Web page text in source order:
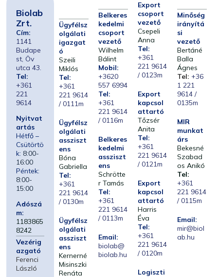
Biolab
Zrt.
Cím:
1141
Budape
st, Öv
utca 43.
Tel:
+361
221
9614
Nyitvat
artás
Hétfő –
Csütörtö
k: 8:00-
16:00
Péntek:
8:00-
15:00
Adószá
m:
1183865
8242
Vezérig
azgató
Ferenci
László
Ügyfélsz
olgálati
igazgat
ó
Szeili
Miklós
Tel:
+361
221 9614
/ 0111m
Ügyfélsz
olgálati
assziszt
ens
Bóna
Gabriella
Tel:
+361
221 9614
/ 0130m
Ügyfélsz
olgálati
assziszt
ens
Kernerné
Misinszki
Renáta
Belkeres
kedelmi
csoport
vezető
Wilhelm
Bálint
Mobil:
+3620
557 6994
Tel:
+361
221 9614
/ 0116m
Belkeres
kedelmi
assziszt
ens
Schrötte
r Tamás
Tel:
+361
221 9614
/ 0113m
Email:
biolab@
biolab.hu
Export
csoport
vezető
Csepeli
Anna
Tel:
+361
221 9614
/ 0123m
Export
kapcsol
attartó
Tőzsér
Anita
Tel:
+361
221 9614
/ 0121m
Export
kapcsol
attartó
Harris
Éva
Tel:
+361
221 9614
/ 0120m
Logiszti
Minőség
irányítá
si
vezető
Bertáné
Balla
Ágnes
Tel: +36
1 221
9614 /
0135m
MIR
munkat
árs
Bekesné
Szabad
os Anikó
Tel:
+361
221 9614
/ 0115m
Email:
mir@biol
ab.hu